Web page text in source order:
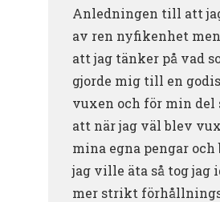
Anledningen till att
av ren nyfikenhet
att jag tänker på vad
gjorde mig till en
vuxen och för min del
att när jag väl blev
mina egna pengar och
jag ville äta så tog jag
mer strikt